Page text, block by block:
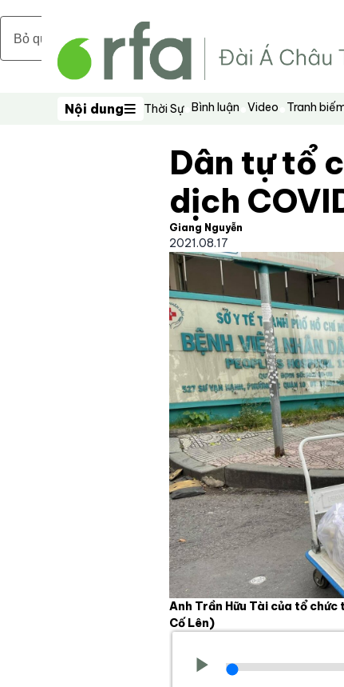
Bỏ qua nội dung chính
Nội dung
Nội dung Thời Sự Bình luận Video Tranh
Dân tự tổ
dịch
Giang Nguyễn
2021.08.17
Anh Trần Hữu Tài của tổ
Cố Lên)